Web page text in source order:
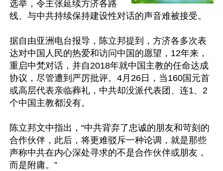
选举，令主张延续方济各路
线、与中共持续保持建设性对话的声音难被接受。
据自由亚洲电台报导，陈立邦提到，方济各多次表
达对中国人民的热爱和访问中国的愿望，12年来，
重启中梵对话，并自2018年就中国主教的任命达成
协议，尽管遭到严厉批评。4月26日，当160国元首
或高层代表亲临葬礼，中共却没派代表团、连1、2
个中国主教都没有。
陈立邦文中指出，“中共背弃了忠诚的朋友和苛刻的
合作伙伴，此后，将更难驳斥一种论调，就是那些
声称中共在内心深处寻求的不是合作伙伴或朋友，
而是附庸。”